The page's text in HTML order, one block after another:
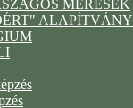
MÉRÉSEK
ALAPÍTVÁNY